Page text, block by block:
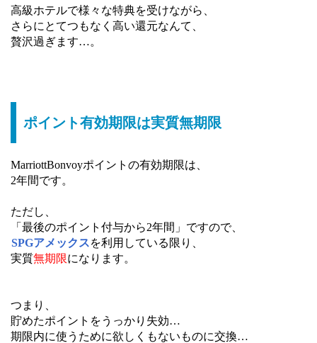
高級ホテルで様々な特典を受けながら、
さらにとてつもなく高い還元なんて、
贅沢過ぎます…。
ポイント有効期限は実質無期限
MarriottBonvoyポイントの有効期限は、
2年間です。
ただし、
「最後のポイント付与から2年間」ですので、
SPGアメックスを利用している限り、
実質無期限になります。
つまり、
貯めたポイントをうっかり失効…
期限内に使うために欲しくもないものに交換…